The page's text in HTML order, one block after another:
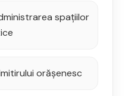
spațiilor
orășenesc